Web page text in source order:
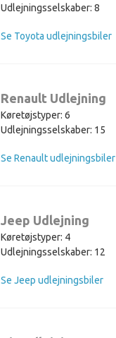
Udlejningsselskaber: 8
Se Toyota udlejningsbiler
Renault Udlejning
Køretøjstyper: 6
Udlejningsselskaber: 15
Se Renault udlejningsbiler
Jeep Udlejning
Køretøjstyper: 4
Udlejningsselskaber: 12
Se Jeep udlejningsbiler